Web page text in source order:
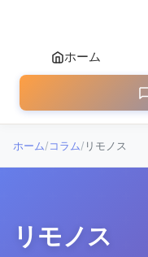
ホーム
ホーム/コラム/ リモノス
リモノス